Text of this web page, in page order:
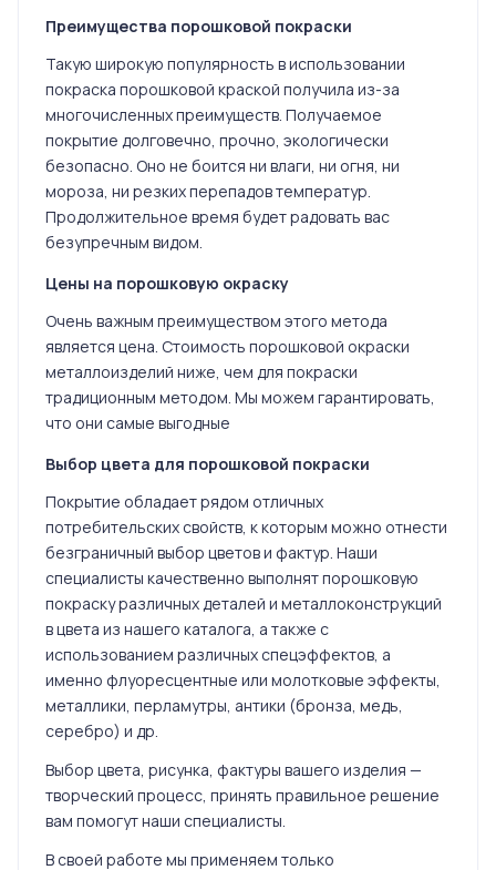
Преимущества порошковой покраски
Такую широкую популярность в использовании
покраска порошковой краской получила из-за
многочисленных преимуществ. Получаемое
покрытие долговечно, прочно, экологически
безопасно. Оно не боится ни влаги, ни огня, ни
мороза, ни резких перепадов температур.
Продолжительное время будет радовать вас
безупречным видом.
Цены на порошковую окраску
Очень важным преимуществом этого метода
является цена. Стоимость порошковой окраски
металлоизделий ниже, чем для покраски
традиционным методом. Мы можем гарантировать,
что они самые выгодные
Выбор цвета для порошковой покраски
Покрытие обладает рядом отличных
потребительских свойств, к которым можно отнести
безграничный выбор цветов и фактур. Наши
специалисты качественно выполнят порошковую
покраску различных деталей и металлоконструкций
в цвета из нашего каталога, а также с
использованием различных спецэффектов, а
именно флуоресцентные или молотковые эффекты,
металлики, перламутры, антики (бронза, медь,
серебро) и др.
Выбор цвета, рисунка, фактуры вашего изделия —
творческий процесс, принять правильное решение
вам помогут наши специалисты.
В своей работе мы применяем только